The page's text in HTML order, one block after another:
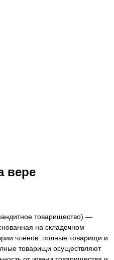
вере
товарищество) —
на складочном
членов: полные товарищи и
товарищи осуществляют